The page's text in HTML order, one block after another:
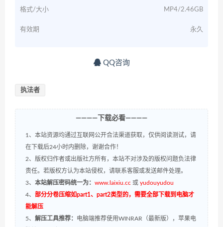
格式/大小 MP4/2.46GB
有效期 永久
QQ咨询
执法者
————下载必看————
1、本站资源均通过互联网公开合法渠道获取，仅供阅读测试，请
在下载后24小时内删除，谢谢合作！
2、版权归作者或出版社方所有，本站不对涉及的版权问题负法律
责任。若版权方认为本站侵权，请联系客服或发送邮件处理。
3、 本站解压密码统一为： www.laixiu.cc 或 yudouyudou
4、 部分分卷压缩如part1、part2类型的，需要全部下载到电脑才
能解压
5、 解压工具推荐： 电脑端推荐使用WINRAR（最新版），苹果电